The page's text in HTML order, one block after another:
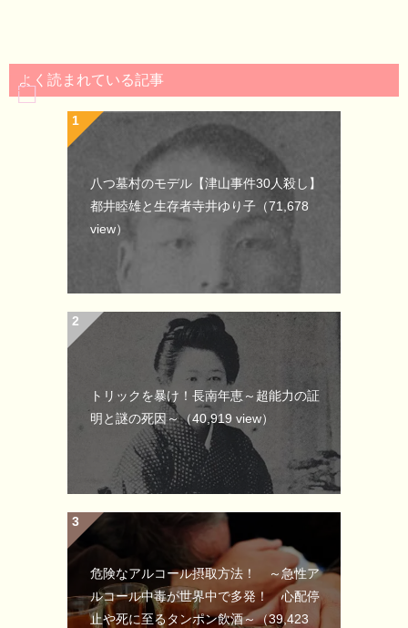
よく読まれている記事
八つ墓村のモデル【津山事件30人殺し】
都井睦雄と生存者寺井ゆり子 （71,678
view）
トリックを暴け！長南年恵～超能力の証
明と謎の死因～（40,919 view）
危険なアルコール摂取方法！ ～急性ア
ルコール中毒が世界中で多発！ 心配停
止や死に至るタンポン飲酒～（39,423